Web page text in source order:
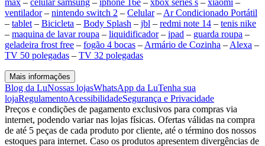
max – celular samsung – iphone 16e – xbox series s – xiaomi –
ventilador– nintendo switch 2 – Celular– Ar Condicionado Portátil
– tablet – Bicicleta – Body Splash – jbl – redmi note 14 – tenis nike
– maquina de lavar roupa – liquidificador– ipad – guarda roupa –
geladeira frost free – fogão 4 bocas – Armário de Cozinha – Alexa –
TV 50 polegadas – TV 32 polegadas
Mais informações
Blog da LuNossas lojasWhatsApp da LuTenha sua
lojaRegulamentoAcessibilidadeSegurança e Privacidade
Preços e condições de pagamento exclusivos para compras via
internet, podendo variar nas lojas físicas. Ofertas válidas na compra
de até 5 peças de cada produto por cliente, até o término dos nossos
estoques para internet. Caso os produtos apresentem divergências de